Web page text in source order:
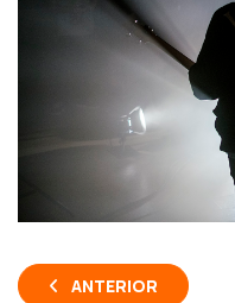
ANTERIOR